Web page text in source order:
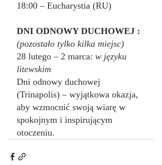
18:00 – Eucharystia (RU)
DNI ODNOWY DUCHOWEJ :
(pozostało tylko kilka miejsc)
28 lutego – 2 marca: w języku
litewskim
Dni odnowy duchowej
(Trinapolis) – wyjątkowa okazja,
aby wzmocnić swoją wiarę w
spokojnym i inspirującym
otoczeniu.